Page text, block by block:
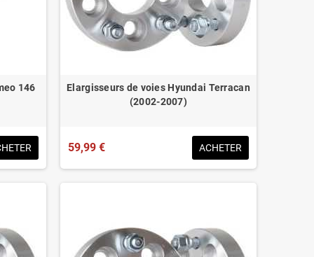
146
Elargisseurs de voies Hyundai Terracan
(2002-2007)
59,99 € ACHETER